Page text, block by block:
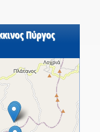
Πύργος